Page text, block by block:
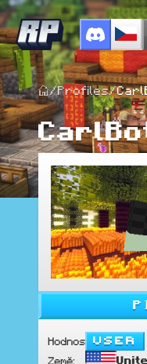
/Profiles/
Hodnost User
Země: